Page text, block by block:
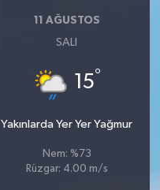
11 AĞUSTOS
SALI
15°
Yakınlarda Yer Yer Yağmur
Nem: %73
Rüzgar: 4.00 m/s